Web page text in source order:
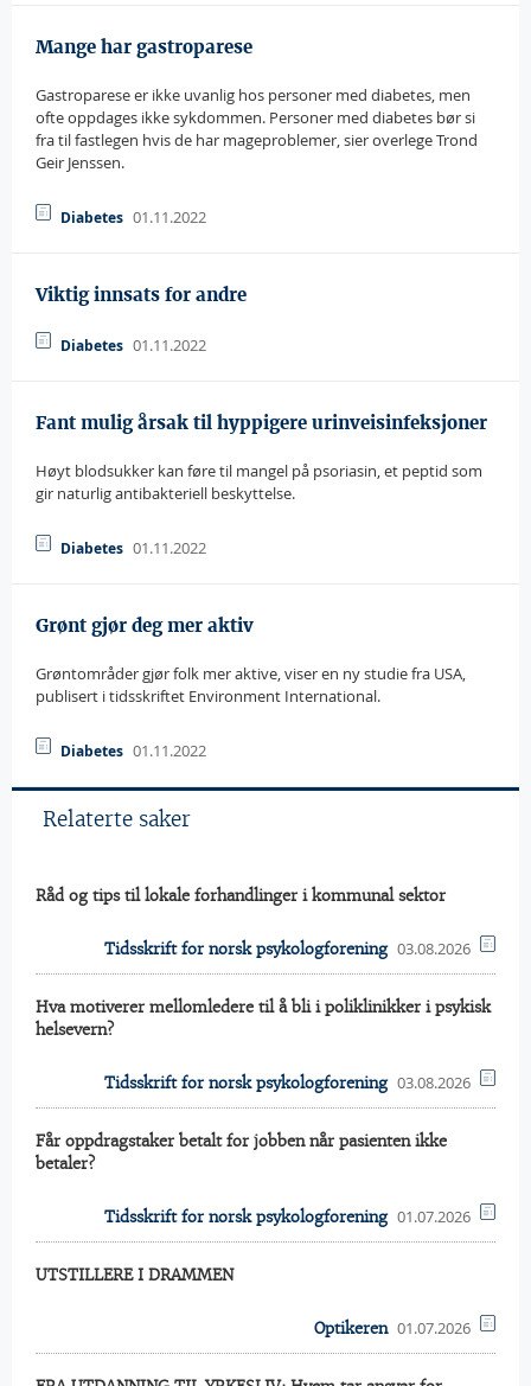
Mange har gastroparese
Gastroparese er ikke uvanlig hos personer med diabetes, men
ofte oppdages ikke sykdommen. Personer med diabetes bør si
fra til fastlegen hvis de har mageproblemer, sier overlege Trond
Geir Jenssen.
Diabetes 01.11.2022
Viktig innsats for andre
Diabetes 01.11.2022
Fant mulig årsak til hyppigere urinveisinfeksjoner
Høyt blodsukker kan føre til mangel på psoriasin, et peptid som
gir naturlig antibakteriell beskyttelse.
Diabetes 01.11.2022
Grønt gjør deg mer aktiv
Grøntområder gjør folk mer aktive, viser en ny studie fra USA,
publisert i tidsskriftet Environment International.
Diabetes 01.11.2022
Relaterte saker
Råd og tips til lokale forhandlinger i kommunal sektor
Tidsskrift for norsk psykologforening 03.08.2026
Hva motiverer mellomledere til å bli i poliklinikker i psykisk
helsevern?
Tidsskrift for norsk psykologforening 03.08.2026
Får oppdragstaker betalt for jobben når pasienten ikke
betaler?
Tidsskrift for norsk psykologforening 01.07.2026
UTSTILLERE I DRAMMEN
Optikeren 01.07.2026